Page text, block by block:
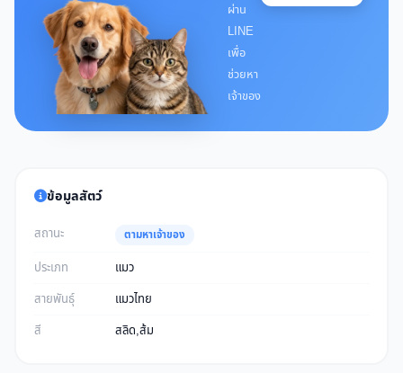
ผ่าน
LINE
เพื่อ
ช่วยหา
เจ้าของ
ข้อมูลสัตว์
สถานะ ตามหาเจ้าของ
ประเภท
แมว
สายพันธุ์
แมวไทย
สี
สลิด,ส้ม